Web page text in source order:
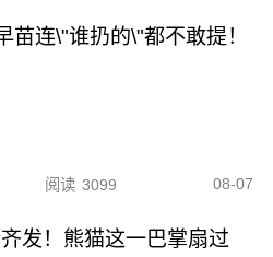
苗连\"谁扔的\"都不敢提！
阅读 3099 08-07
发！熊猫这一巴掌扇过